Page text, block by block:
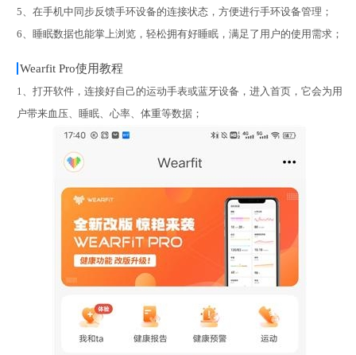
5、在手机中同步反馈手环设备的连接状态，方便进行手环设备管理；
6、睡眠数据也能掌上浏览，轻松拥有好睡眠，满足了用户的使用需求；
Wearfit Pro使用教程
1、打开软件，连接好自己的运动手表或蓝牙设备，进入首页，它会为用
户带来血压、睡眠、心率、体重等数据；